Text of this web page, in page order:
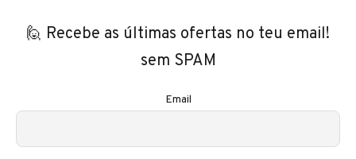
🙋 Recebe as últimas ofertas no teu email!
sem SPAM
Email